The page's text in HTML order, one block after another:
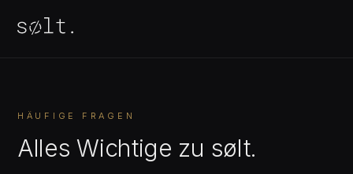
HÄUFIGE FRAGEN
Alles Wichtige zu sølt.